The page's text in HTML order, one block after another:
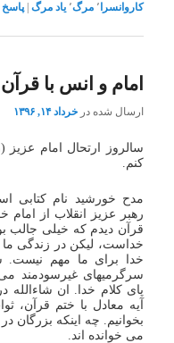
کاروانسرا ٬ مرگ٬ یاد مرگ |پاسخ
امام و انس با قرآن
ارسال شده درخرداد ۱۴, ۱۳۹۶
سالروز ارتحال امام
کنم.
مدح خورشید نام کتابی
رهبر عزیز انقلاب از
قرآن دیدم که خیلی جالب
خداست، لیکن در زندگی
خدا برای ما مهم نیست.
پای کلام خدا. ان
آیه معادل با ختم قرآن،
می خوانده اند.